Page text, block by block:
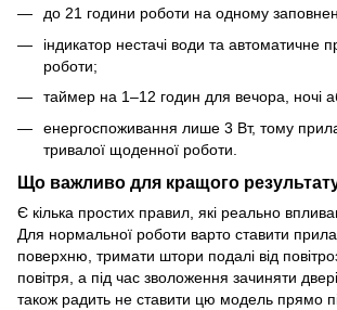
до 21 години роботи на одному
індикатор нестачі води та автоматичне
роботи;
таймер на 1–12 годин для вечора, ночі
енергоспоживання лише 3 Вт, тому
тривалої щоденної роботи.
Що важливо для кращого
Є кілька простих правил, які реально
Для нормальної роботи варто ставити
поверхню, тримати штори подалі від
повітря, а під час зволоження зачиняти
також радить не ставити цю модель прямо